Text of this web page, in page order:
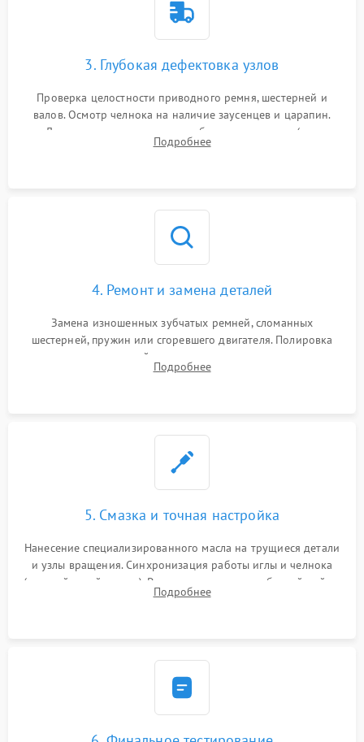
3. Глубокая дефектовка узлов
Проверка целостности приводного ремня, шестерней и
валов. Осмотр челнока на наличие заусенцев и царапин.
Диагностика электромотора, блока управления (для
компьютерных машин), нитевдевателя и механизма
Подробнее
4. Ремонт и замена деталей
Замена изношенных зубчатых ремней, сломанных
шестерней, пружин или сгоревшего двигателя. Полировка
челночного устройства для устранения заусенцев.
Восстановление контактов в педали и пайка элементов на
Подробнее
5. Смазка и точная настройка
Нанесение специализированного масла на трущиеся детали
и узлы вращения. Синхронизация работы иглы и челнока
(настройка таймингов). Регулировка высоты зубчатой рейки,
центровка игловодителя и калибровка натяжителей верхней
Подробнее